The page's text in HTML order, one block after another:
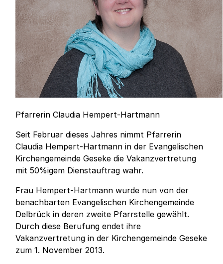
Pfarrerin Claudia Hempert-Hartmann
Seit Februar dieses Jahres nimmt Pfarrerin
Claudia Hempert-Hartmann in der Evangelischen
Kirchengemeinde Geseke die Vakanzvertretung
mit 50%igem Dienstauftrag wahr.
Frau Hempert-Hartmann wurde nun von der
benachbarten Evangelischen Kirchengemeinde
Delbrück in deren zweite Pfarrstelle gewählt.
Durch diese Berufung endet ihre
Vakanzvertretung in der Kirchengemeinde Geseke
zum 1. November 2013.